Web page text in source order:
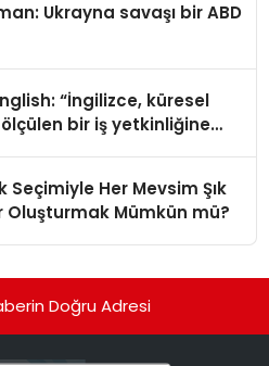
Ukrayna savaşı bir ABD
“İngilizce, küresel
bir iş yetkinliğine
Seçimiyle Her Mevsim Şık
Oluşturmak Mümkün mü?
Doğru Adresi